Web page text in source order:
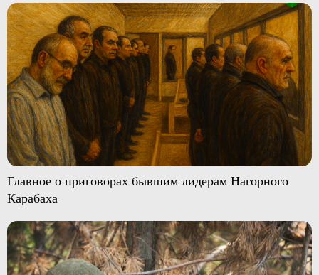
Главное о приговорах бывшим лидерам Нагорного
Карабаха